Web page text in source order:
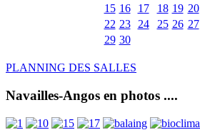
15 16 17 18 19 20
22 23 24 25 26 27
29 30
PLANNING DES SALLES
Navailles-Angos en photos ....